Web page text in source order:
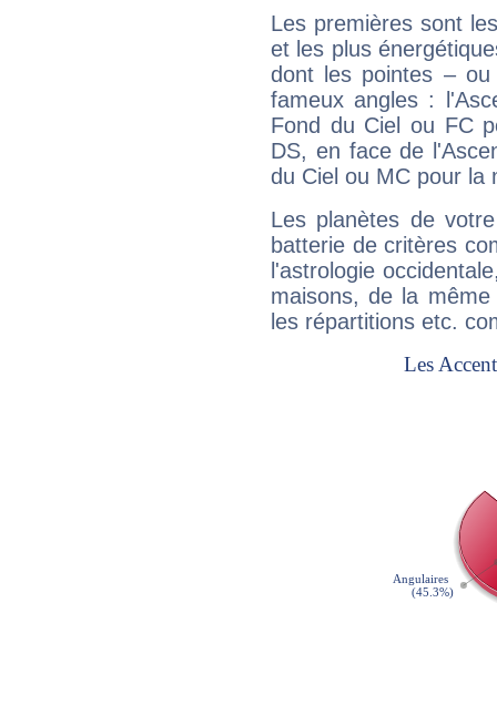
Les premières sont
et les plus
dont les pointes –
fameux angles :
Fond du Ciel ou FC
DS, en face de
du Ciel ou MC pour la
Les planètes de
batterie de critères
l'astrologie
maisons, de la
les répartitions etc.